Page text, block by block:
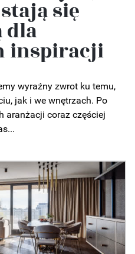
się
dla
inspiracji
wyraźny zwrot ku temu,
jak i we wnętrzach. Po
aranżacji coraz częściej